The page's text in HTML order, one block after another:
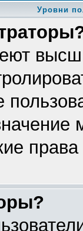
Уровни